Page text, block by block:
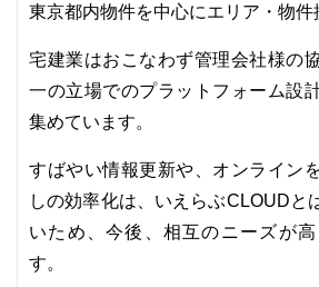
東京都内物件を中心にエリア・物件
宅建業はおこなわず管理会社様の
一の立場でのプラットフォーム設
集めています。
すばやい情報更新や、オンライン
しの効率化は、いえらぶCLOUDと
いため、今後、相互のニーズが
す。